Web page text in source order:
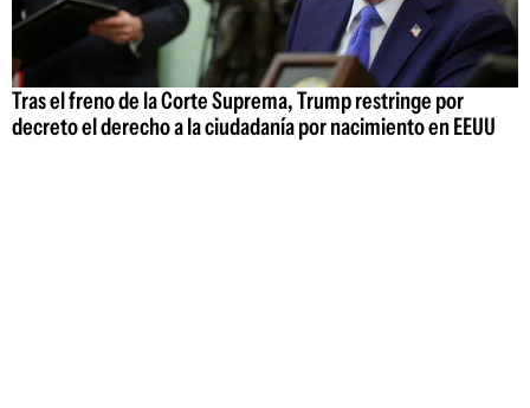
Tras el freno de la Corte Suprema, Trump restringe por
decreto el derecho a la ciudadanía por nacimiento en EEUU